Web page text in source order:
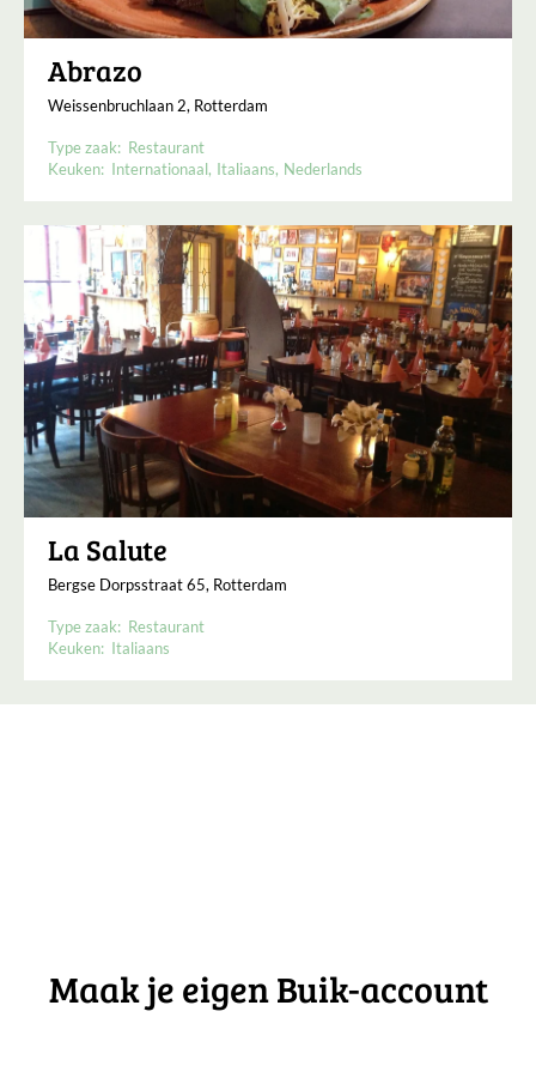
Abrazo
Weissenbruchlaan 2, Rotterdam
Type zaak: Restaurant
Keuken: Internationaal Italiaans Nederlands
La Salute
Bergse Dorpsstraat 65, Rotterdam
Type zaak: Restaurant
Keuken: Italiaans
Maak je eigen Buik-account